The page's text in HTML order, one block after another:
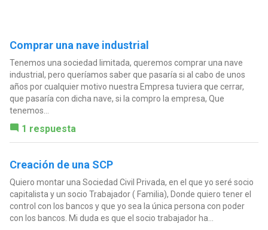
Comprar una nave industrial
Tenemos una sociedad limitada, queremos comprar una nave
industrial, pero queríamos saber que pasaría si al cabo de unos
años por cualquier motivo nuestra Empresa tuviera que cerrar,
que pasaría con dicha nave, si la compro la empresa, Que
tenemos...
1 respuesta
Creación de una SCP
Quiero montar una Sociedad Civil Privada, en el que yo seré socio
capitalista y un socio Trabajador ( Familia), Donde quiero tener el
control con los bancos y que yo sea la única persona con poder
con los bancos. Mi duda es que el socio trabajador ha...